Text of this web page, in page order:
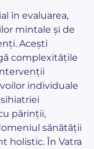
în evaluarea,
mintale și de
Acești
complexitățile
individuale
părinții,
sănătății
holistic. În Vatra